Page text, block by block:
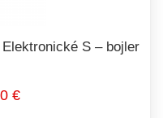
S – bojler
€